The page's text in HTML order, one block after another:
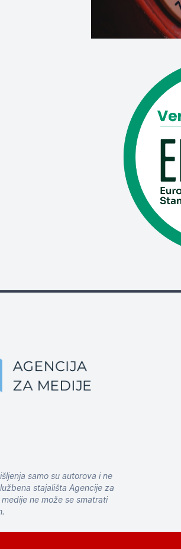
samo su autorova i ne
stajališta Agencije za
ne može se smatrati